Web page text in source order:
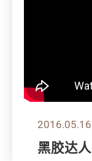
2016.05.16
黑胶达